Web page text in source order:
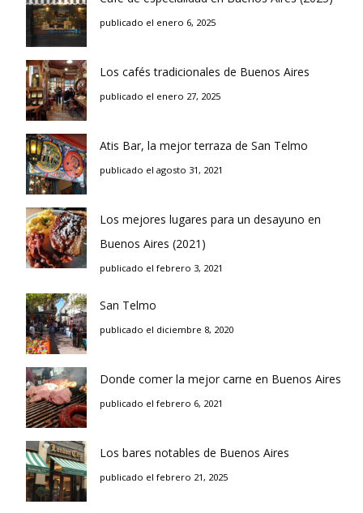
publicado el enero 6, 2025
Los cafés tradicionales de Buenos Aires
publicado el enero 27, 2025
Atis Bar, la mejor terraza de San Telmo
publicado el agosto 31, 2021
Los mejores lugares para un desayuno en
Buenos Aires (2021)
publicado el febrero 3, 2021
San Telmo
publicado el diciembre 8, 2020
Donde comer la mejor carne en Buenos Aires
publicado el febrero 6, 2021
Los bares notables de Buenos Aires
publicado el febrero 21, 2025